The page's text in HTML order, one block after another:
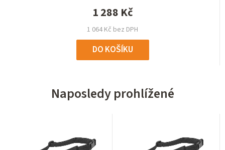
1 064 Kč bez DPH
1 288 Kč
DO KOŠÍKU
Naposledy prohlížené